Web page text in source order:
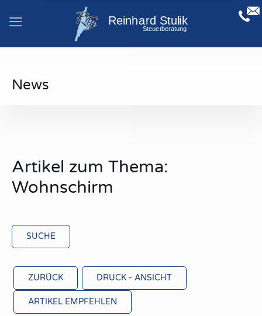
News
Artikel zum Thema:
Wohnschirm
SUCHE
ZURÜCK DRUCK - ANSICHT
ARTIKEL EMPFEHLEN